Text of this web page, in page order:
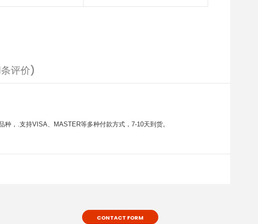
评价)
，.支持VISA、MASTER等多种付款方式，7-10天到货。
CONTACT FORM